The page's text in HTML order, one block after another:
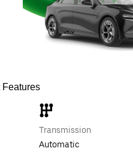
Features
Transmission
Automatic